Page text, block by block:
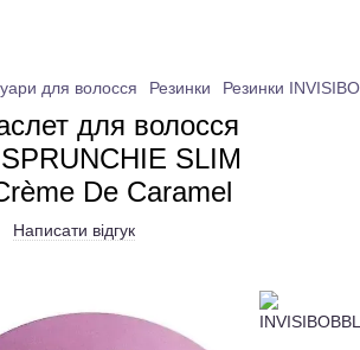
для волосся Резинки Резинки
для волосся
SLIM
De Caramel
Написати відгук